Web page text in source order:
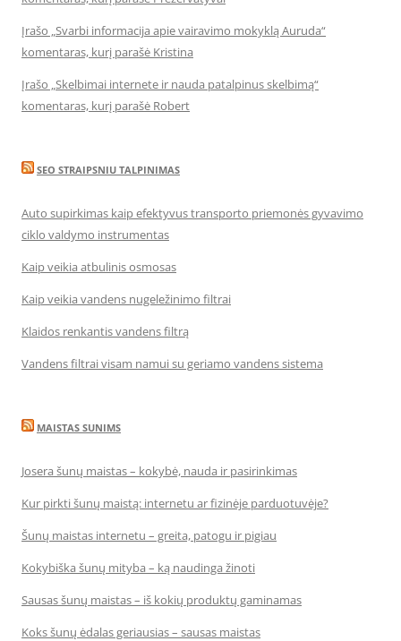
Įrašo „Svarbi informacija apie vairavimo mokyklą Auruda“
komentaras, kurį parašė Kristina
Įrašo „Skelbimai internete ir nauda patalpinus skelbimą“
komentaras, kurį parašė Robert
SEO STRAIPSNIU TALPINIMAS
Auto supirkimas kaip efektyvus transporto priemonės gyvavimo
ciklo valdymo instrumentas
Kaip veikia atbulinis osmosas
Kaip veikia vandens nugeležinimo filtrai
Klaidos renkantis vandens filtrą
Vandens filtrai visam namui su geriamo vandens sistema
MAISTAS SUNIMS
Josera šunų maistas – kokybė, nauda ir pasirinkimas
Kur pirkti šunų maistą: internetu ar fizinėje parduotuvėje?
Šunų maistas internetu – greita, patogu ir pigiau
Kokybiška šunų mityba – ką naudinga žinoti
Sausas šunų maistas – iš kokių produktų gaminamas
Koks šunų ėdalas geriausias – sausas maistas